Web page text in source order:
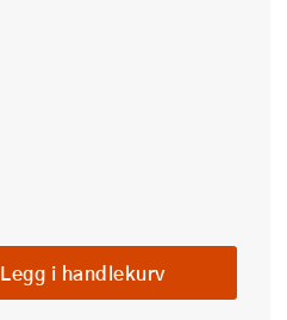
Legg i handlekurv